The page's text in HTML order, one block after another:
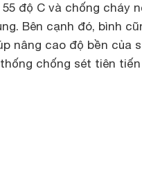
độ C và chống cháy
Bên cạnh đó, bình
nâng cao độ bền của
chống sét tiên